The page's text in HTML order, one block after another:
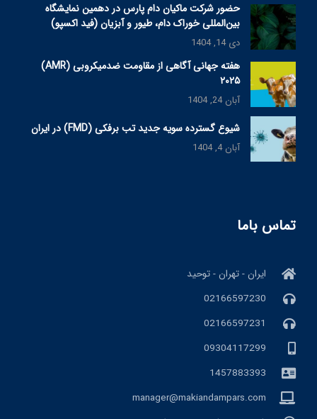
حضور شرکت ماکیان دام پارس در دهمین نمایشگاه
بین‌المللی خوراک دام، طیور و آبزیان (فید اکسپو)
دی 14, 1404
هفته جهانی آگاهی از مقاومت ضدمیکروبی (AMR)
۲۰۲۵
آبان 24, 1404
شیوع گسترده سویه جدید تب برفکی (FMD) در ایران
آبان 4, 1404
تماس باما
ایران - تهران - توحید
02166597230
02166597231
09304117299
1457883393
manager@makiandampars.com